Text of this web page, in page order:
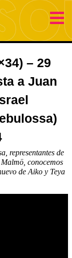
– 29
a Juan
representantes de
conocemos
de Aiko y Teya